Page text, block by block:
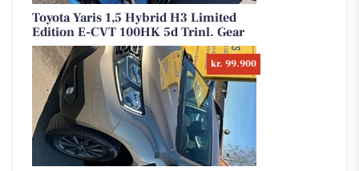
Toyota Yaris 1,5 Hybrid H3 Limited
Edition E-CVT 100HK 5d Trinl. Gear
kr. 99.900